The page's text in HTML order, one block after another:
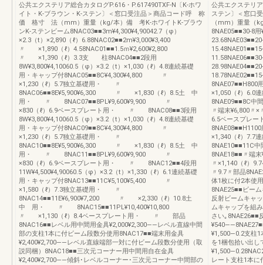
公共エクステリア総合カタログP.616・P.617490TXF-N〔K-ホワ
イト・K-ブラウン・K-ステン〕＜窓口受注品＞商品コード呼 称
価 格寸 法（mm）重量（kg/本）備 考K-ホワイトK-ブラウ
ンK-ステンビーム8NAC03■■3m¥4,300¥4,90042.7（φ）
×2.3（t）×2,890（ℓ）6.88NAC02■■2m¥3,000¥3,400
〃 ×1,890（ℓ）4.58NAC01■■1.5ｍ¥2,600¥2,800
〃 ×1,390（ℓ）3.3支 柱8NAC04■■2段用
8W¥3,800¥4,10060.5（φ）×3.2（t）×1,030（ℓ）4.8連続基礎
用・キャップ付8NAC05■■8C¥4,300¥4,800 〃
×1,230（ℓ）5.7独立基礎用・ 〃
8NAC06■■8E¥5,900¥6,300 〃 ×1,830（ℓ）8.5土 中
用・ 〃 8NAC07■■8PL¥9,600¥9,900 〃
×830（ℓ）6.9ベースプレート用・ 〃 8NAC08■■3段用
8W¥3,800¥4,10060.5（φ）×3.2（t）×1,030（ℓ）4.8連続基礎
用・キャップ付8NAC09■■8C¥4,300¥4,800 〃
×1,230（ℓ）5.7独立基礎用・ 〃
8NAC10■■8E¥5,900¥6,300 〃 ×1,830（ℓ）8.5土 中
用・ 〃 8NAC11■■8PL¥9,600¥9,900 〃
×830（ℓ）6.9ベースプレート用・ 〃 8NAC12■■4段用
11W¥4,500¥4,90060.5（φ）×3.2（t）×1,330（ℓ）6.1連続基礎
用・キャップ付8NAC13■■11C¥5,100¥5,400 〃
×1,580（ℓ）7.3独立基礎用・ 〃
8NAC14■■11E¥6,900¥7,200 〃 ×2,330（ℓ）10.8土
中 用・ 〃 8NAC15■■11PL¥10,400¥10,800
〃 ×1,130（ℓ）8.4ベースプレート用・ 〃 部品
8NAC16■■レベル用中間用金具¥2,000¥2,300――レベル直線中間
部の支柱1本に付ビーム段数分使用8NAC17■■端末用金具
¥2,400¥2,700――レベル直線端部一対に付ビーム段数分使用（取
説同梱）8NAC18■■三次元コーナー用中間用自在金具
¥2,400¥2,700――傾斜･レベルコーナー･三次元コーナー中間部の
公共エクステリ
ステン〕＜窓
（mm）重量（
8NAE05■■30-8
8NAE07■■H800
×1,050（ℓ）6.0
8NAE09■■8C中
〃端末¥6,800〃
6.5ベースプレー
×1,340（ℓ）7.7
8NAE10■■11C中
8NAE18■■〃端
〃×1,140（ℓ）
〃9.7〃部品
体1枚に付2本使
8NAE25■■ビー
反射ビームキャ
ムキャップを組
さい｡8NAE26■■
¥1,500―0.2支柱1
を1梱包拾い出し
レート支柱1本に